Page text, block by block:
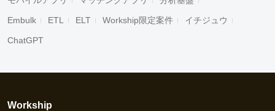
Embulk ETL ELT Workship限定案件 イチジュウ
ChatGPT
Workship